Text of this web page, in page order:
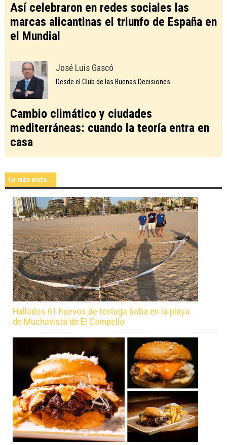
Así celebraron en redes sociales las
marcas alicantinas el triunfo de España en
el Mundial
José Luis Gascó
Desde el Club de las Buenas Decisiones
Cambio climático y ciudades
mediterráneas: cuando la teoría entra en
casa
Lo más visto...
Hallados 61 huevos de tortuga boba en la playa
de Muchavista de El Campello